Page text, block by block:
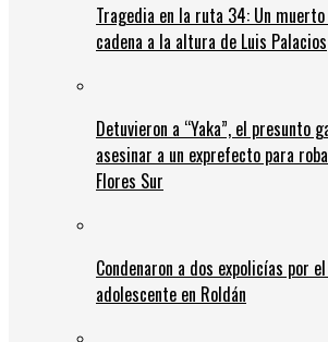
Tragedia en la ruta 34: Un
cadena a la altura de Luis Palacios
Detuvieron a “Yaka”, el presunto
asesinar a un exprefecto para
Flores Sur
Condenaron a dos expolicías por
adolescente en Roldán